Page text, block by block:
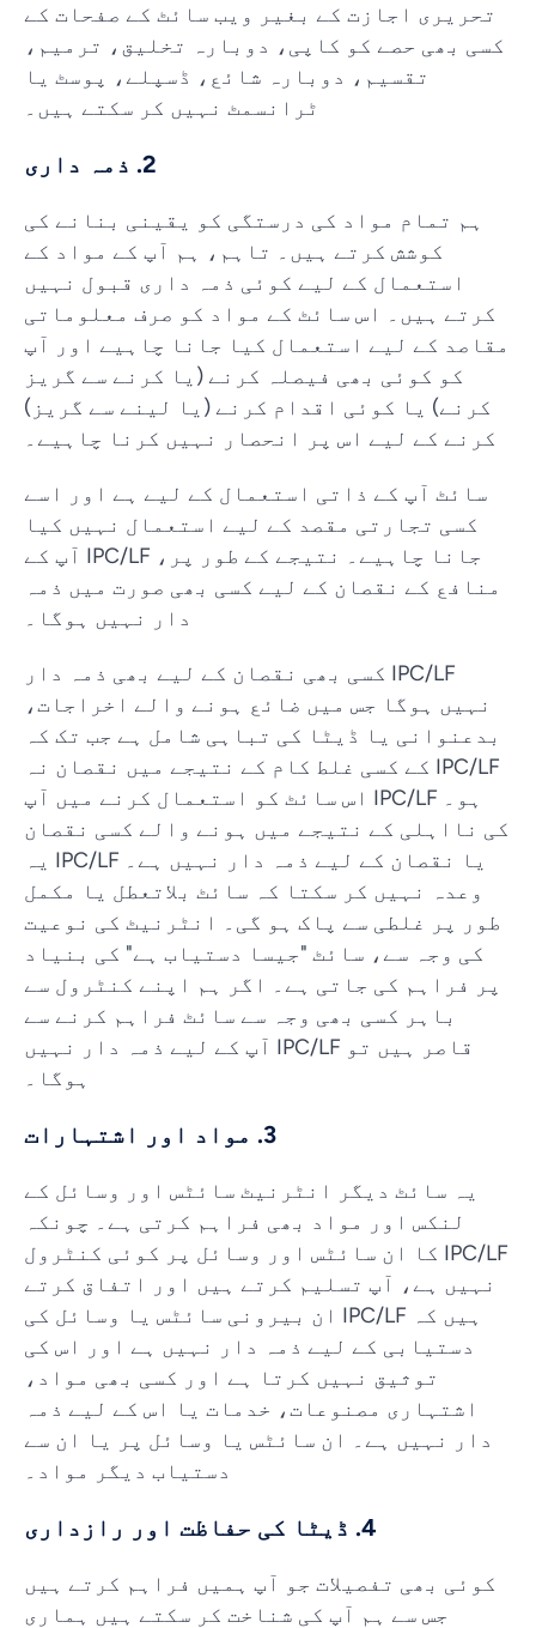
تحریری اجازت کے بغیر ویب سائٹ کے صفحات کے
کسی بھی حصے کو کاپی، دوبارہ تخلیق، ترمیم،
تقسیم، دوبارہ شائع، ڈسپلے، پوسٹ یا
ٹرانسمٹ نہیں کر سکتے ہیں۔
2. ذمہ داری
ہم تمام مواد کی درستگی کو یقینی بنانے کی
کوشش کرتے ہیں۔ تاہم، ہم آپ کے مواد کے
استعمال کے لیے کوئی ذمہ داری قبول نہیں
کرتے ہیں۔ اس سائٹ کے مواد کو صرف معلوماتی
مقاصد کے لیے استعمال کیا جانا چاہیے اور آپ
کو کوئی بھی فیصلہ کرنے (یا کرنے سے گریز
کرنے) یا کوئی اقدام کرنے (یا لینے سے گریز)
کرنے کے لیے اس پر انحصار نہیں کرنا چاہیے۔
سائٹ آپ کے ذاتی استعمال کے لیے ہے اور اسے
کسی تجارتی مقصد کے لیے استعمال نہیں کیا
جانا چاہیے۔ نتیجے کے طور پر، IPC/LF آپ کے
منافع کے نقصان کے لیے کسی بھی صورت میں ذمہ
دار نہیں ہوگا۔
IPC/LF کسی بھی نقصان کے لیے بھی ذمہ دار
نہیں ہوگا جس میں ضائع ہونے والے اخراجات،
بدعنوانی یا ڈیٹا کی تباہی شامل ہے جب تک کہ
IPC/LF کے کسی غلط کام کے نتیجے میں نقصان نہ
ہو۔ IPC/LF اس سائٹ کو استعمال کرنے میں آپ
کی نااہلی کے نتیجے میں ہونے والے کسی نقصان
یا نقصان کے لیے ذمہ دار نہیں ہے۔ IPC/LF یہ
وعدہ نہیں کر سکتا کہ سائٹ بلاتعطل یا مکمل
طور پر غلطی سے پاک ہو گی۔ انٹرنیٹ کی نوعیت
کی وجہ سے، سائٹ "جیسا دستیاب ہے" کی بنیاد
پر فراہم کی جاتی ہے۔ اگر ہم اپنے کنٹرول سے
باہر کسی بھی وجہ سے سائٹ فراہم کرنے سے
قاصر ہیں تو IPC/LF آپ کے لیے ذمہ دار نہیں
ہوگا۔
3. مواد اور اشتہارات
یہ سائٹ دیگر انٹرنیٹ سائٹس اور وسائل کے
لنکس اور مواد بھی فراہم کرتی ہے۔ چونکہ
IPC/LF کا ان سائٹس اور وسائل پر کوئی کنٹرول
نہیں ہے، آپ تسلیم کرتے ہیں اور اتفاق کرتے
ہیں کہ IPC/LF ان بیرونی سائٹس یا وسائل کی
دستیابی کے لیے ذمہ دار نہیں ہے اور اس کی
توثیق نہیں کرتا ہے اور کسی بھی مواد،
اشتہاری مصنوعات، خدمات یا اس کے لیے ذمہ
دار نہیں ہے۔ ان سائٹس یا وسائل پر یا ان سے
دستیاب دیگر مواد۔
4. ڈیٹا کی حفاظت اور رازداری
کوئی بھی تفصیلات جو آپ ہمیں فراہم کرتے ہیں
جس سے ہم آپ کی شناخت کر سکتے ہیں ہماری